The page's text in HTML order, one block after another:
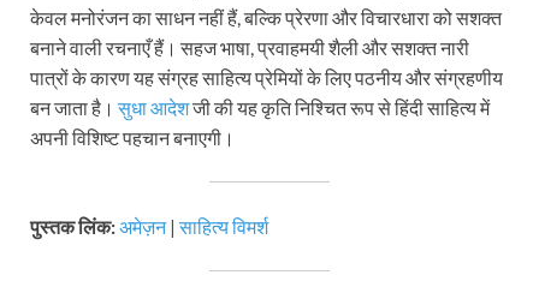
केवल मनोरंजन का साधन नहीं हैं, बल्कि प्रेरणा और विचारधारा को सशक्त
बनाने वाली रचनाएँ हैं। सहज भाषा, प्रवाहमयी शैली और सशक्त नारी
पात्रों के कारण यह संग्रह साहित्य प्रेमियों के लिए पठनीय और संग्रहणीय
बन जाता है।सुधा आदेशजी की यह कृति निश्चित रूप से हिंदी साहित्य में
अपनी विशिष्ट पहचान बनाएगी।
पुस्तक लिंक:अमेज़न|साहित्य विमर्श